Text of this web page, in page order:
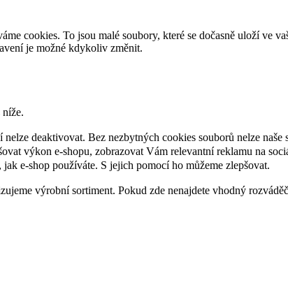
cookies. To jsou malé soubory, které se dočasně uloží ve
je možné kdykoliv změnit.
nelze deaktivovat. Bez nezbytných cookies souborů nelze
výkon e-shopu, zobrazovat Vám relevantní reklamu na
e-shop používáte. S jejich pomocí ho můžeme zlepšovat.
výrobní sortiment. Pokud zde nenajdete vhodný